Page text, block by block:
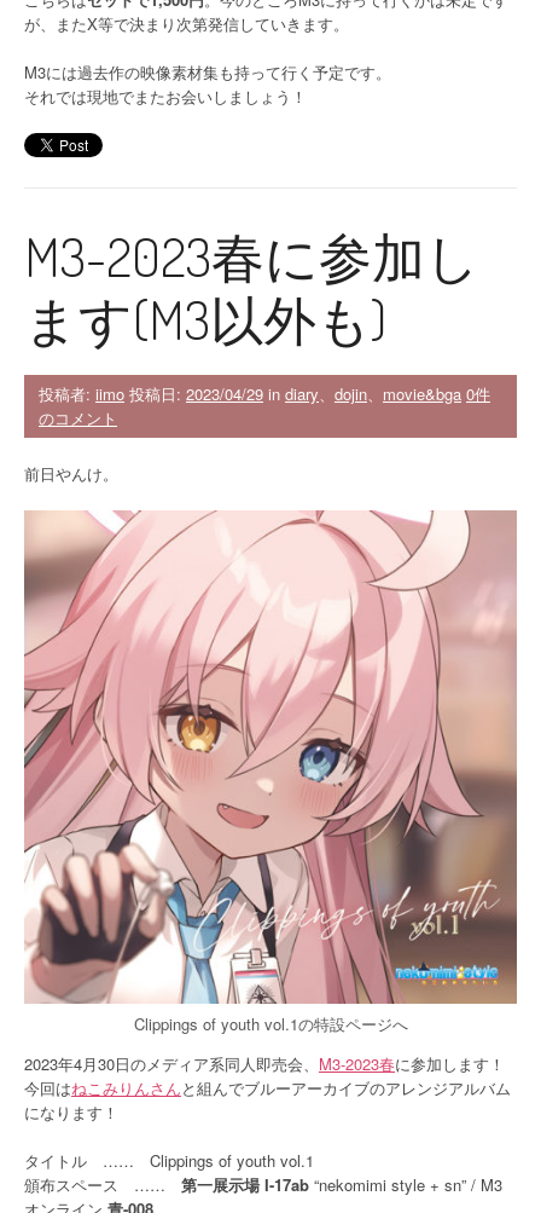
が、またX等で決まり次第発信していきます。
M3には過去作の映像素材集も持って行く予定です。
それでは現地でまたお会いしましょう！
M3-2023春に参加し
ます(M3以外も)
投稿者: iimo 投稿日: 2023/04/29 in diary、 dojin、 movie&bga 0件
のコメント
前日やんけ。
Clippings of youth vol.1の特設ページへ
2023年4月30日のメディア系同人即売会、 M3-2023春に参加します！
今回はねこみりんさんと組んでブルーアーカイブのアレンジアルバム
になります！
タイトル …… Clippings of youth vol.1
頒布スペース …… 第一展示場 I-17ab “nekomimi style + sn” / M3
オンライン 青-008